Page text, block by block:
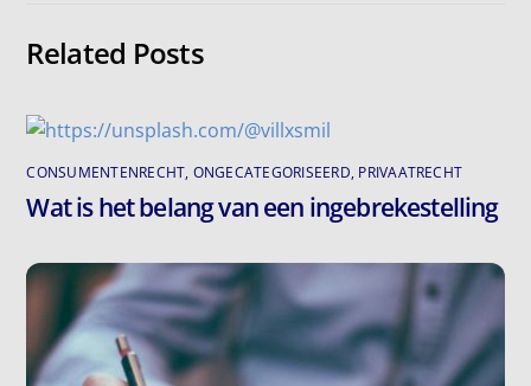
Related Posts
CONSUMENTENRECHT, ONGECATEGORISEERD, PRIVAATRECHT
Wat is het belang van een ingebrekestelling